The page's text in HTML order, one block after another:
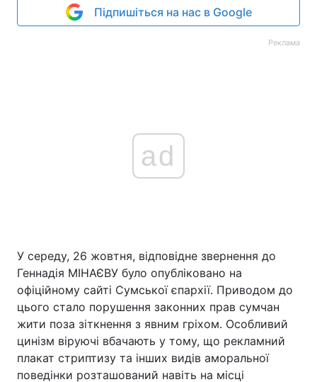
Підпишіться на нас в Google
Реклама
ad
У середу, 26 жовтня, відповідне звернення до
Геннадія МІНАЄВУ було опубліковано на
офіційному сайті Сумської єпархії. Приводом до
цього стало порушення законних прав сумчан
жити поза зіткнення з явним гріхом. Особливий
цинізм віруючі вбачають у тому, що рекламний
плакат стриптизу та інших видів аморальної
поведінки розташований навіть на місці